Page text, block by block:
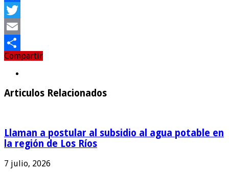
Facebook
Twitter
Email
Compartir
Compartir
Articulos Relacionados
Llaman a postular al subsidio al agua potable en
la región de Los Ríos
7 julio, 2026